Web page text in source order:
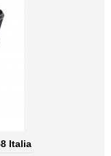
Italia